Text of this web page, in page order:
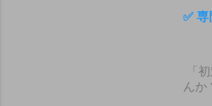
✅ 専
「
んか